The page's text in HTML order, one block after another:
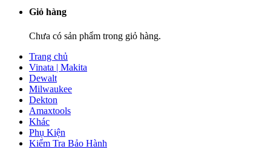
Giỏ hàng
Chưa có sản phẩm trong giỏ hàng.
Trang chủ
Vinata | Makita
Dewalt
Milwaukee
Dekton
Amaxtools
Khác
Phụ Kiện
Kiểm Tra Bảo Hành